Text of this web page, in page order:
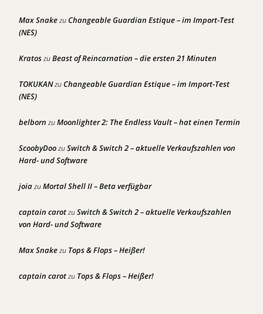
Max SnakezuChangeable Guardian Estique – im Import-Test
(NES)
KratoszuBeast of Reincarnation – die ersten 21 Minuten
TOKUKANzuChangeable Guardian Estique – im Import-Test
(NES)
belborn zuMoonlighter 2: The Endless Vault – hat einen Termin
ScoobyDoozuSwitch & Switch 2 – aktuelle Verkaufszahlen von
Hard- und Software
joiazuMortal Shell II – Beta verfügbar
captain carotzuSwitch & Switch 2 – aktuelle Verkaufszahlen
von Hard- und Software
Max Snakezu Tops & Flops – Heißer!
captain carotzu Tops & Flops – Heißer!